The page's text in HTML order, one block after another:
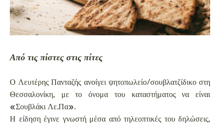
Από τις πίστες στις πίτες
Ο Λευτέρης Πανταζής ανοίγει ψητοπωλείο/σουβλατζίδικο στη
Θεσσαλονίκη, με το όνομα του καταστήματος να είναι
«Σουβλάκι Λε.Πα».
Η είδηση έγινε γνωστή μέσα από τηλεοπτικές του δηλώσεις,